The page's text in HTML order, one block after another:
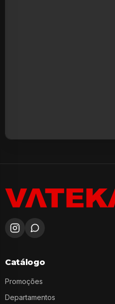
Catálogo
Promoções
Departamentos